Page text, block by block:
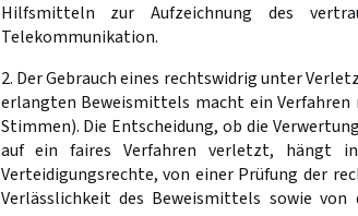
Hilfsmitteln zur Aufzeichnung des
Telekommunikation.
2. Der Gebrauch eines rechtswidrig unter
erlangten Beweismittels macht ein
Stimmen). Die Entscheidung, ob die
auf ein faires Verfahren verletzt, hängt
Verteidigungsrechte, von einer Prüfung der
Verlässlichkeit des Beweismittels sowie